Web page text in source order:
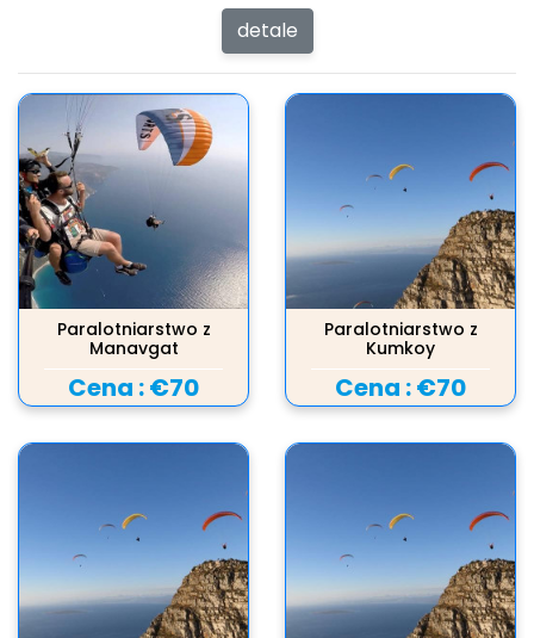
detale
Paralotniarstwo z
Manavgat
Cena :€70
Paralotniarstwo z
Kumkoy
Cena :€70